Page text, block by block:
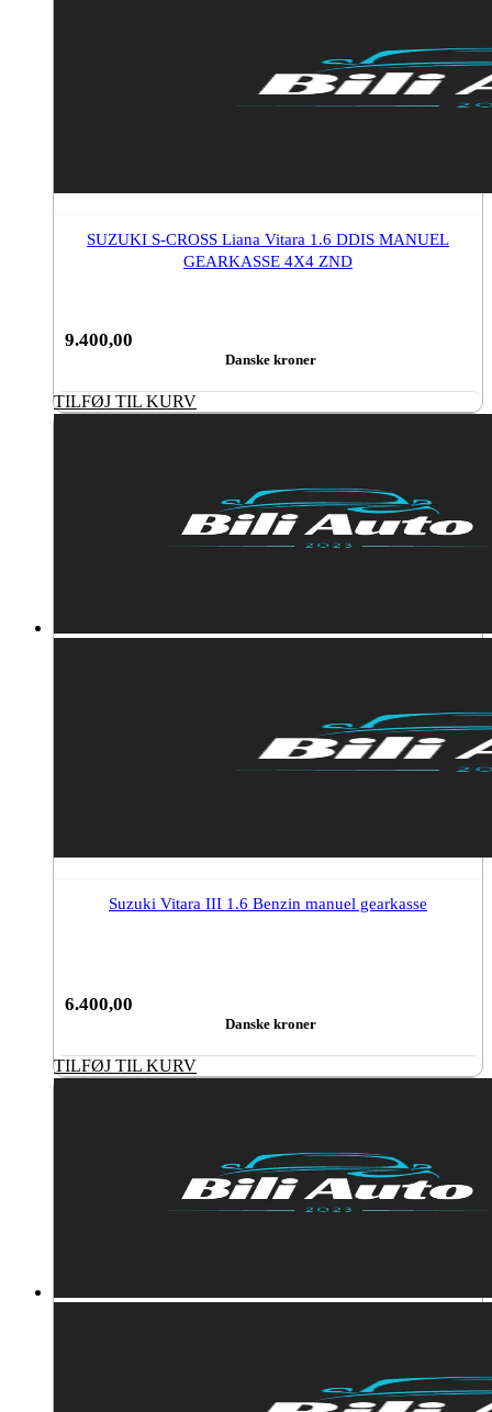
SUZUKI S-CROSS Liana Vitara 1.6 DDIS MANUEL
GEARKASSE 4X4 ZND
9.400,00
Danske kroner
TILFØJ TIL KURV
Suzuki Vitara III 1.6 Benzin manuel gearkasse
6.400,00
Danske kroner
TILFØJ TIL KURV